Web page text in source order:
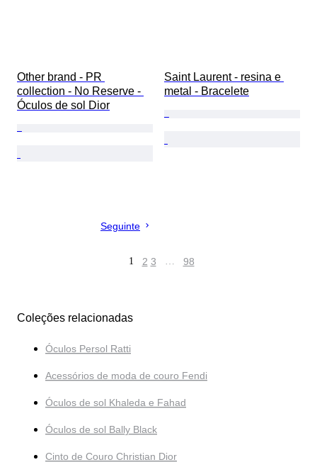
Other brand - PR
collection - No Reserve -
Óculos de sol Dior
Saint Laurent - resina e
metal - Bracelete
Seguinte
1 2 3 … 98
Coleções relacionadas
Óculos Persol Ratti
Acessórios de moda de couro Fendi
Óculos de sol Khaleda e Fahad
Óculos de sol Bally Black
Cinto de Couro Christian Dior